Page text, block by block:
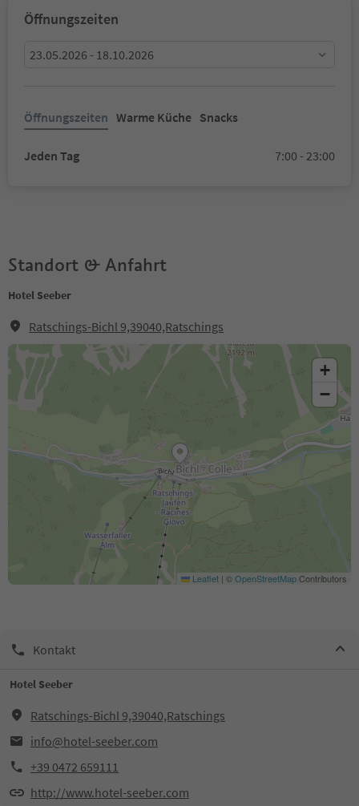
Öffnungszeiten
23.05.2026 - 18.10.2026
Öffnungszeiten Warme Küche Snacks
Jeden Tag 7:00 - 23:00
Standort & Anfahrt
Hotel Seeber
Ratschings-Bichl 9,39040,Ratschings
+
−
Leaflet | ©OpenStreetMapContributors
Kontakt
Hotel Seeber
Ratschings-Bichl 9,39040,Ratschings
info@hotel-seeber.com
+39 0472 659111
http://www.hotel-seeber.com